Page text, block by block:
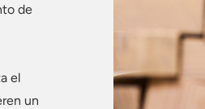
de
el
un